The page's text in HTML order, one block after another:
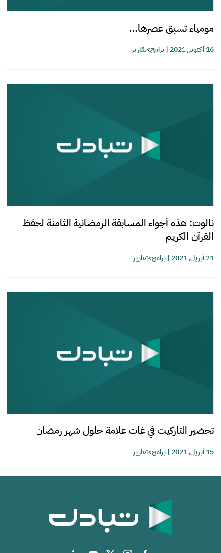
مومياء تسبق عصرها…
16 أكتوبر, 2021 |برامج>تقارير
نالوت: هذه أجواء المسابقة الرمضانية الثامنة لحفظ
القرآن الكريم
21 أبريل, 2021 |برامج>تقارير
تحضير التاركيت في غات علامة حلول شهر رمضان
15 أبريل, 2021 |برامج>تقارير